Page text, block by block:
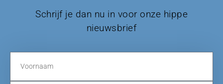
Schrijf je dan nu in voor onze hippe
nieuwsbrief